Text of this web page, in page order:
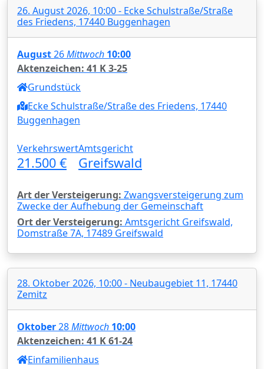
26. August 2026, 10:00 - Ecke Schulstraße/Straße
des Friedens, 17440 Buggenhagen
August26Mittwoch 10:00
Aktenzeichen: 41 K 3-25
Grundstück
Ecke Schulstraße/Straße des Friedens, 17440
Buggenhagen
Verkehrswert
21.500 €
Amtsgericht
Greifswald
Art der Versteigerung: Zwangsversteigerung zum
Zwecke der Aufhebung der Gemeinschaft
Ort der Versteigerung: Amtsgericht Greifswald,
Domstraße 7A, 17489 Greifswald
28. Oktober 2026, 10:00 - Neubaugebiet 11, 17440
Zemitz
Oktober28Mittwoch 10:00
Aktenzeichen: 41 K 61-24
Einfamilienhaus